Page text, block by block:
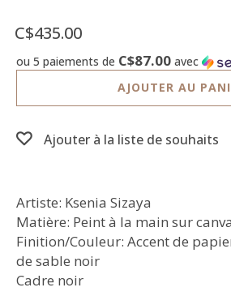
US
C$435.00
ou 5 paiements de C$87.00 avec
AJOUTER AU
Ajouter à la liste de souhaits
Artiste: Ksenia Sizaya
Matière: Peint à la main sur
Finition/Couleur: Accent de
de sable noir
Cadre noir